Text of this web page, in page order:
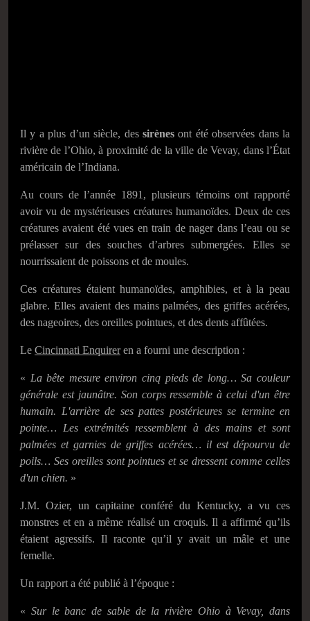
Il y a plus d’un siècle, des sirènesont été observées dans la
rivière de l’Ohio, à proximité de la ville de Vevay, dans l’État
américain de l’Indiana.
Au cours de l’année 1891, plusieurs témoins ont rapporté
avoir vu de mystérieuses créatures humanoïdes. Deux de ces
créatures avaient été vues en train de nager dans l’eau ou se
prélasser sur des souches d’arbres submergées. Elles se
nourrissaient de poissons et de moules.
Ces créatures étaient humanoïdes, amphibies, et à la peau
glabre. Elles avaient des mains palmées, des griffes acérées,
des nageoires, des oreilles pointues, et des dents affûtées.
Le Cincinnati Enquireren a fourni une description :
« La bête mesure environ cinq pieds de long… Sa couleur
générale est jaunâtre. Son corps ressemble à celui d'un être
humain. L'arrière de ses pattes postérieures se termine en
pointe… Les extrémités ressemblent à des mains et sont
palmées et garnies de griffes acérées… il est dépourvu de
poils… Ses oreilles sont pointues et se dressent comme celles
d'un chien. »
J.M. Ozier, un capitaine conféré du Kentucky, a vu ces
monstres et en a même réalisé un croquis. Il a affirmé qu’ils
étaient agressifs. Il raconte qu’il y avait un mâle et une
femelle.
Un rapport a été publié à l’époque :
« Sur le banc de sable de la rivière Ohio à Vevay, dans